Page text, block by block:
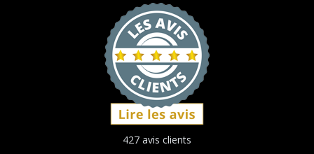
427 avis clients